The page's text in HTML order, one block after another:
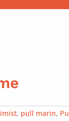
, pull marin,